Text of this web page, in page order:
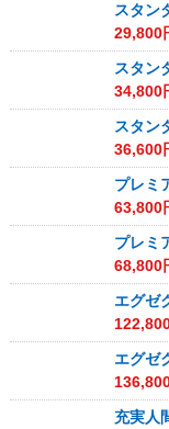
スタン
29,800
スタン
34,800
スタン
36,600
プレミ
63,800
プレミ
68,800
エグゼ
エグゼ
充実人